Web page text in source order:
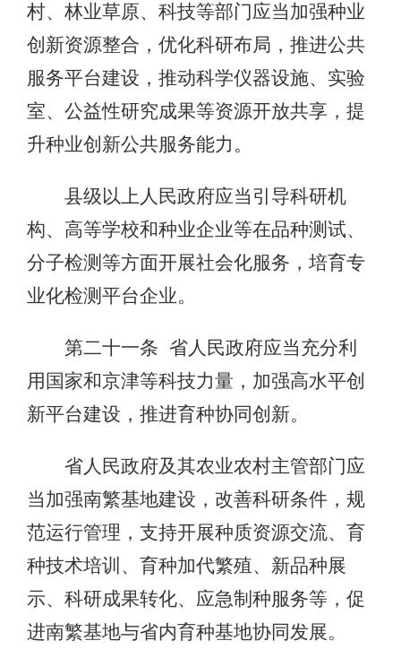
村、林业草原、科技等部门应当加强种业
创新资源整合，优化科研布局，推进公共
服务平台建设，推动科学仪器设施、实验
室、公益性研究成果等资源开放共享，提
升种业创新公共服务能力。
县级以上人民政府应当引导科研机
构、高等学校和种业企业等在品种测试、
分子检测等方面开展社会化服务，培育专
业化检测平台企业。
第二十一条 省人民政府应当充分利
用国家和京津等科技力量，加强高水平创
新平台建设，推进育种协同创新。
省人民政府及其农业农村主管部门应
当加强南繁基地建设，改善科研条件，规
范运行管理，支持开展种质资源交流、育
种技术培训、育种加代繁殖、新品种展
示、科研成果转化、应急制种服务等，促
进南繁基地与省内育种基地协同发展。